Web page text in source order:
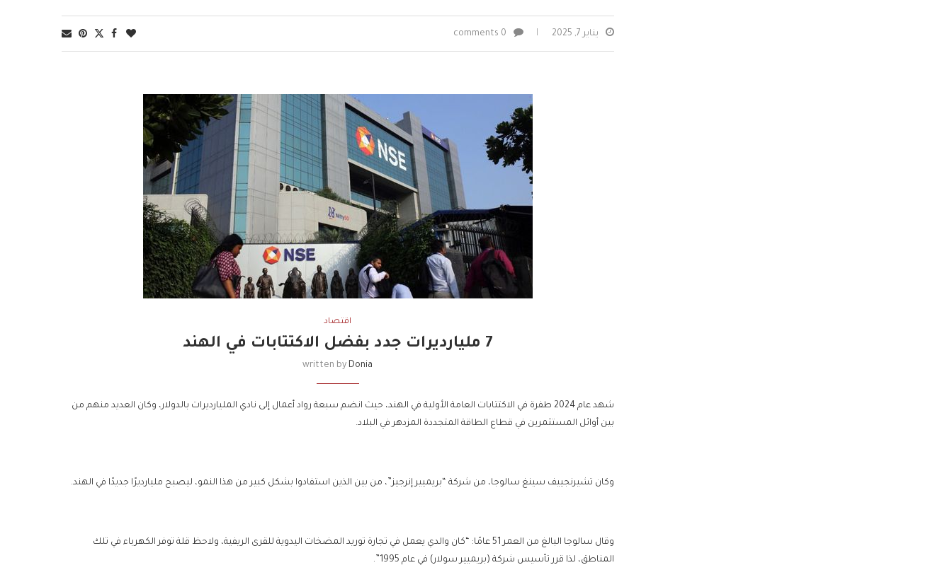
يناير 7, 2025 0 comments
اقتصاد
7 مليارديرات جدد بفضل الاكتتابات في الهند
written by Donia
شهد عام 2024 طفرة في الاكتتابات العامة الأولية في الهند، حيث انضم سبعة رواد أعمال إلى نادي المليارديرات بالدولار، وكان العديد منهم من
بين أوائل المستثمرين في قطاع الطاقة المتجددة المزدهر في البلاد.
وكان تشيرنجييف سينغ سالوجا، من شركة “بريميير إنرجيز”، من بين الذين استفادوا بشكل كبير من هذا النمو، ليصبح مليارديرًا جديدًا في الهند.
وقال سالوجا البالغ من العمر 51 عامًا: “كان والدي يعمل في تجارة توريد المضخات اليدوية للقرى الريفية، ولاحظ قلة توفر الكهرباء في تلك
المناطق، لذا قرر تأسيس شركة (بريميير سولار) في عام 1995”.